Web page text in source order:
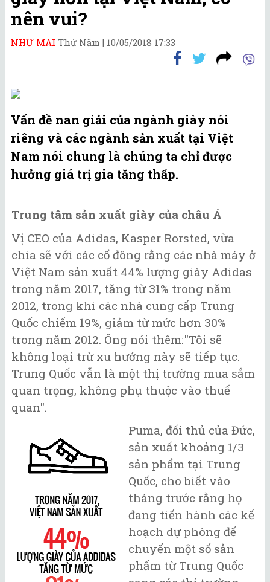
nên vui?
NHƯ MAI Thứ Năm | 10/05/2018 17:33
Vấn đề nan giải của ngành giày nói
riêng và các ngành sản xuất tại Việt
Nam nói chung là chúng ta chỉ được
hưởng giá trị gia tăng thấp.
Trung tâm sản xuất giày của châu Á
Vị CEO của Adidas, Kasper Rorsted, vừa
chia sẽ với các cổ đông rằng các nhà máy ở
Việt Nam sản xuất 44% lượng giày Adidas
trong năm 2017, tăng từ 31% trong năm
2012, trong khi các nhà cung cấp Trung
Quốc chiếm 19%, giảm từ mức hơn 30%
trong năm 2012. Ông nói thêm:"Tôi sẽ
không loại trừ xu hướng này sẽ tiếp tục.
Trung Quốc vẫn là một thị trường mua sắm
quan trọng, không phụ thuộc vào thuế
quan".
Puma, đối thủ của Đức,
sản xuất khoảng 1/3
sản phẩm tại Trung
Quốc, cho biết vào
tháng trước rằng họ
đang tiến hành các kế
hoạch dự phòng để
chuyển một số sản
phẩm từ Trung Quốc